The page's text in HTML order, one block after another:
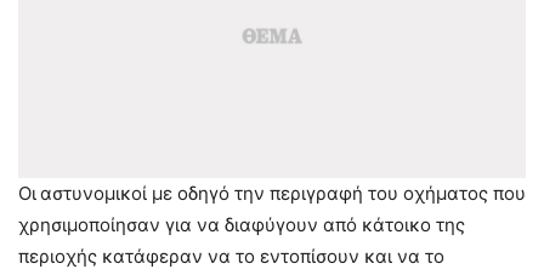
Οιαστυνομικοί με οδηγό την περιγραφή του οχήματος που
χρησιμοποίησαν για να διαφύγουν από κάτοικο της
περιοχής κατάφεραν να το εντοπίσουν και να το